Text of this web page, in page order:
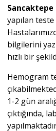
yapılan
bilgilerini
hızlı bir
Hemogram
1-2 gün
çıktığında,